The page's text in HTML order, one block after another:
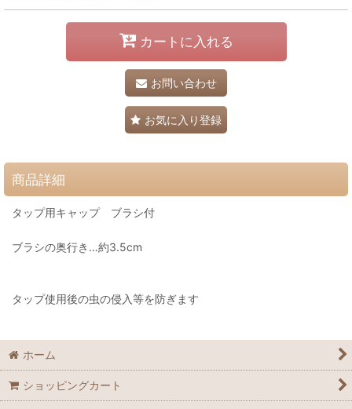
カートに入れる
お問い合わせ
お気に入り登録
商品詳細
タップ用キャップ ブラシ付
ブラシの奥行き…約3.5cm
タップ使用後の虫の侵入等を防ぎます
ホーム
ショッピングカート